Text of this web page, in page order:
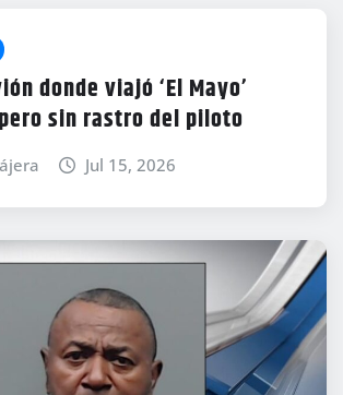
donde viajó ‘El Mayo’
sin rastro del piloto
Jul 15, 2026